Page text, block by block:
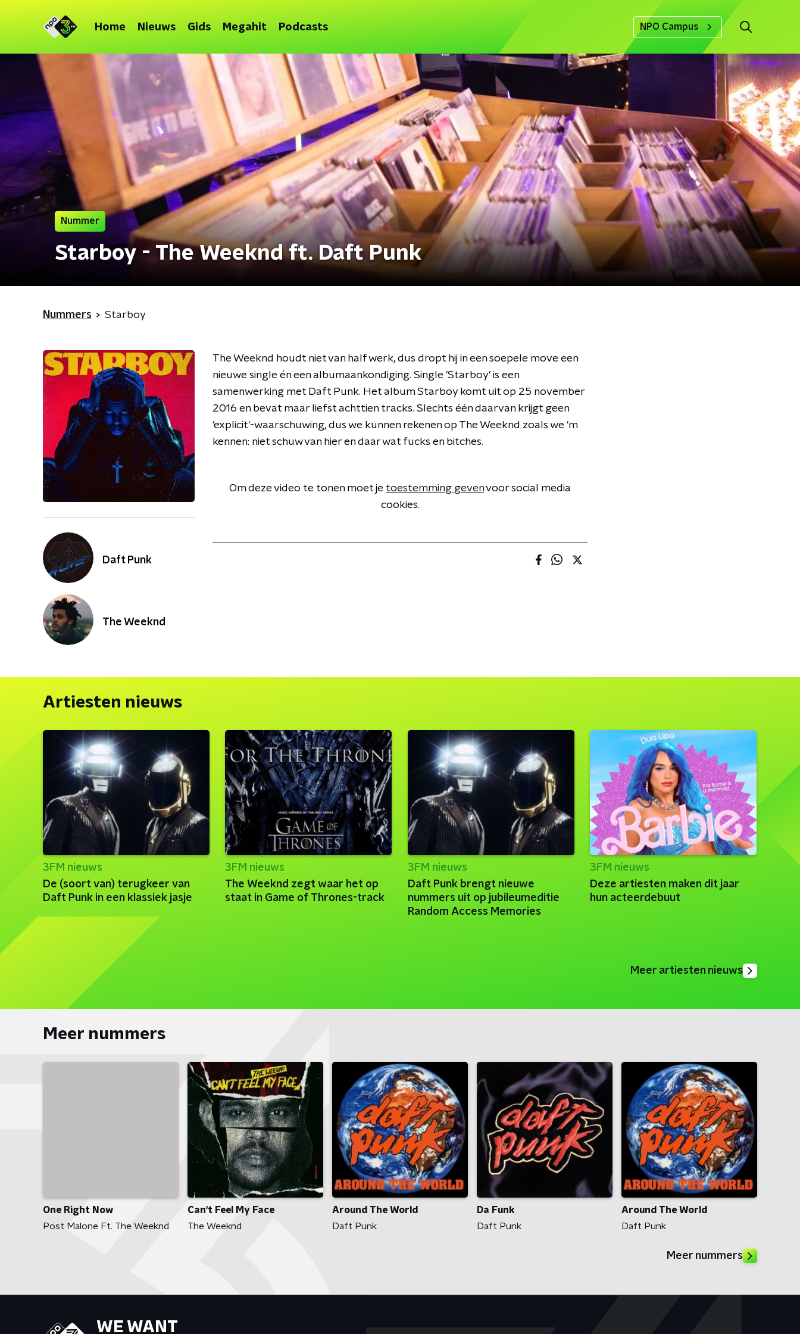
Home Nieuws Gids Megahit Podcasts NPO Campus
Nummer
Starboy - The Weeknd ft. Daft Punk
Nummers Starboy
Daft Punk
The Weeknd
The Weeknd houdt niet van half werk, dus dropt hij in een soepele move een
nieuwe single én een albumaankondiging. Single 'Starboy' is een
samenwerking met Daft Punk. Het album Starboy komt uit op 25 november
2016 en bevat maar liefst achttien tracks. Slechts één daarvan krijgt geen
'explicit'-waarschuwing, dus we kunnen rekenen op The Weeknd zoals we 'm
kennen: niet schuw van hier en daar wat fucks en bitches.
Om deze video te tonen moet je toestemming gevenvoor social media
cookies.
Artiesten nieuws
3FM nieuws
De (soort van) terugkeer van
Daft Punk in een klassiek jasje
3FM nieuws
The Weeknd zegt waar het op
staat in Game of Thrones-track
3FM nieuws
Daft Punk brengt nieuwe
nummers uit op jubileumeditie
Random Access Memories
3FM nieuws
Deze artiesten maken dit jaar
hun acteerdebuut
Meer artiesten nieuws
Meer nummers
One Right Now
Post Malone Ft. The Weeknd
Can't Feel My Face
The Weeknd
Around The World
Daft Punk
Da Funk
Daft Punk
Around The World
Daft Punk
Meer nummers
WE WANT